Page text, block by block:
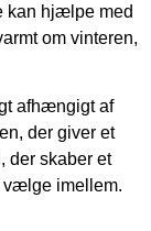
kan hjælpe med
om vinteren,
afhængigt af
der giver et
der skaber et
vælge imellem.